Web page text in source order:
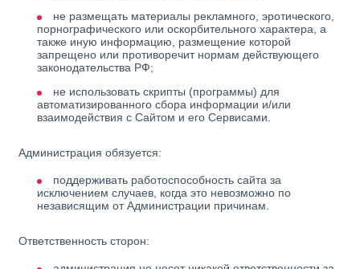
не размещать материалы рекламного, эротического,
порнографического или оскорбительного характера, а
также иную информацию, размещение которой
запрещено или противоречит нормам действующего
законодательства РФ;
не использовать скрипты (программы) для
автоматизированного сбора информации и/или
взаимодействия с Сайтом и его Сервисами.
Администрация обязуется:
поддерживать работоспособность сайта за
исключением случаев, когда это невозможно по
независящим от Администрации причинам.
Ответственность сторон: